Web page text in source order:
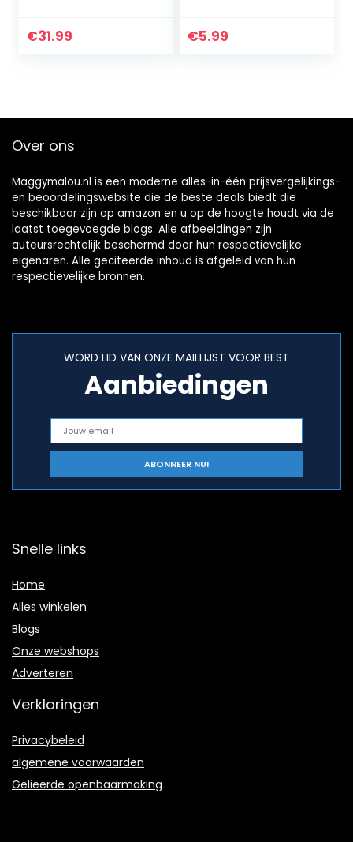
€31.99 €5.99
Over ons
Maggymalou.nl is een moderne alles-in-één prijsvergelijkings-
en beoordelingswebsite die de beste deals biedt die
beschikbaar zijn op amazon en u op de hoogte houdt via de
laatst toegevoegde blogs. Alle afbeeldingen zijn
auteursrechtelijk beschermd door hun respectievelijke
eigenaren. Alle geciteerde inhoud is afgeleid van hun
respectievelijke bronnen.
WORD LID VAN ONZE MAILLIJST VOOR BEST
Aanbiedingen
Snelle links
Home
Alles winkelen
Blogs
Onze webshops
Adverteren
Verklaringen
Privacybeleid
algemene voorwaarden
Gelieerde openbaarmaking